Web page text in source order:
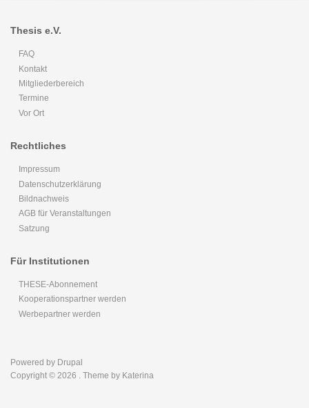
Thesis e.V.
FAQ
Kontakt
Mitgliederbereich
Termine
Vor Ort
Rechtliches
Impressum
Datenschutzerklärung
Bildnachweis
AGB für Veranstaltungen
Satzung
Für Institutionen
THESE-Abonnement
Kooperationspartner werden
Werbepartner werden
Powered by Drupal
Copyright © 2026 . Theme by Katerina